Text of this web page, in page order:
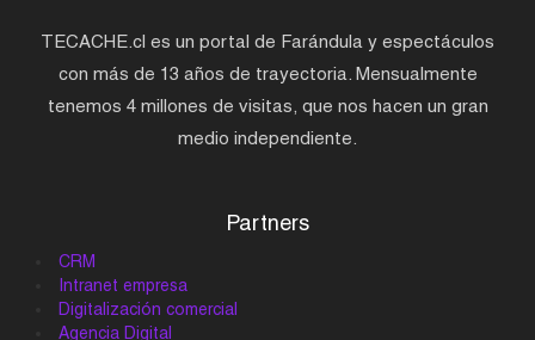
TECACHE.cl es un portal de Farándula y espectáculos
con más de 13 años de trayectoria. Mensualmente
tenemos 4 millones de visitas, que nos hacen un gran
medio independiente.
Partners
CRM
Intranet empresa
Digitalización comercial
Agencia Digital